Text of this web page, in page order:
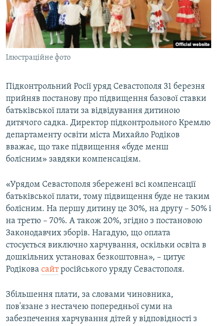
ВІДЕОУРОКИ «ELIFBE»
СВІДЧЕННЯ ОКУПАЦІЇ
УКРАЇНСЬКА ПРОБЛЕМА КРИМУ
ІНФОГРАФІКА
Русский
Qırımtatar
ДОЛУЧАЙСЯ!
Усі сайти RFE/RL
Ілюстраційне фото
Підконтрольний Росії уряд Севастополя 31 березня
прийняв постанову про підвищення базової ставки
батьківської плати за відвідування дитиною
дитячого садка. Директор підконтрольного Кремлю
департаменту освіти міста Михайло Родіков
вважає, що таке підвищення «буде менш
болісним» завдяки компенсаціям.
«Урядом Севастополя збережені всі компенсації
батьківської плати, тому підвищення буде не таким
болісним. На першу дитину це 30%, на другу – 50% і
на третю – 70%. А також 20%, згідно з постановою
Законодавчих зборів. Нагадую, що оплата
стосується виключно харчування, оскільки освіта в
дошкільних установах безкоштовна», – цитує
Родікова сайтросійського уряду Севастополя.
Збільшення плати, за словами чиновника,
пов'язане з нестачею попередньої суми на
забезпечення харчування дітей у відповідності з